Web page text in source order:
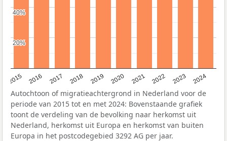
2015 2016 2017 2018 2019 2020 2021 2022 2023 2024
20%
20%
40%
40%
Autochtoon of migratieachtergrond in Nederland voor de
periode van 2015 tot en met 2024: Bovenstaande grafiek
toont de verdeling van de bevolking naar herkomst uit
Nederland, herkomst uit Europa en herkomst van buiten
Europa in het postcodegebied 3292 AG per jaar.